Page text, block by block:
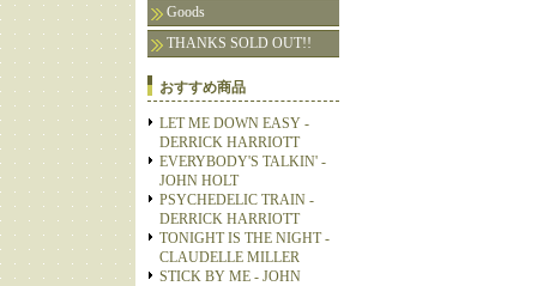
Goods
THANKS SOLD OUT!!
おすすめ商品
LET ME DOWN EASY -
DERRICK HARRIOTT
EVERYBODY'S TALKIN' -
JOHN HOLT
PSYCHEDELIC TRAIN -
DERRICK HARRIOTT
TONIGHT IS THE NIGHT -
CLAUDELLE MILLER
STICK BY ME - JOHN